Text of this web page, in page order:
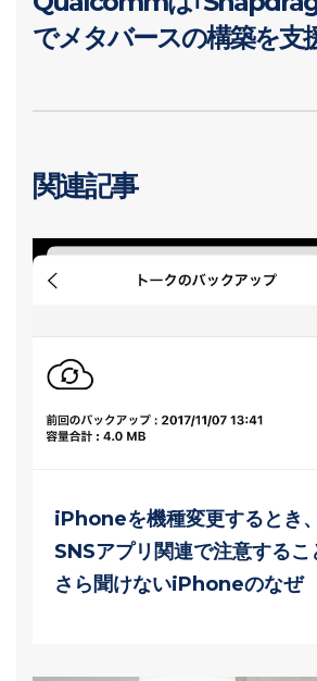
でメタバースの構築を支
関連記事
iPhoneを機種変更するとき
SNSアプリ関連で注意するこ
さら聞けないiPhoneのなぜ